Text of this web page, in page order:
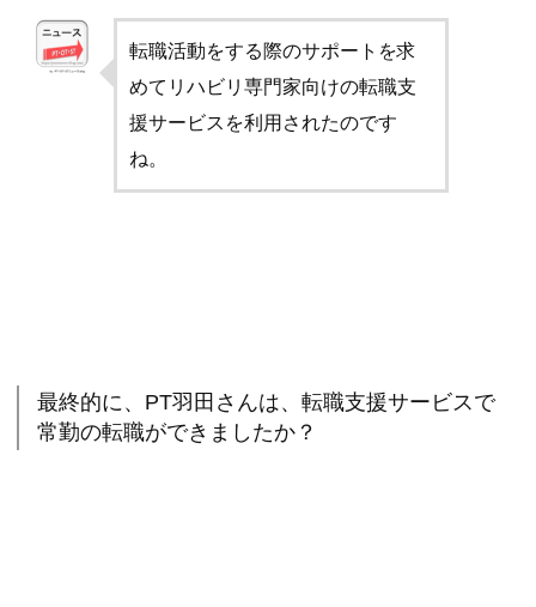
転職活動をする際のサポートを求
めてリハビリ専門家向けの転職支
援サービスを利用されたのです
ね。
最終的に、PT羽田さんは、転職支援サービスで
常勤の転職ができましたか？